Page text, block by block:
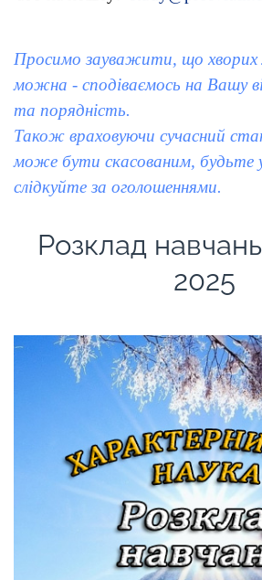
Просимо зауважити, що хворих
можна - сподіваємось на Вашу
та порядність.
Також враховуючи сучасний
може бути скасованим,
слідкуйте за оголошеннями.
Розклад
2025